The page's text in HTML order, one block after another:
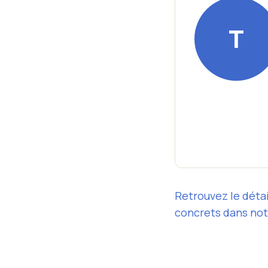
T
Retrouvez le
concrets dans